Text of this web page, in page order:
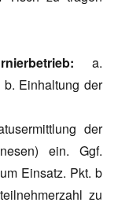
a.
Einhaltung der
der
ein. Ggf.
Einsatz. Pkt. b
zu